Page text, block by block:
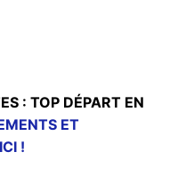
: TOP DÉPART EN
ET
!